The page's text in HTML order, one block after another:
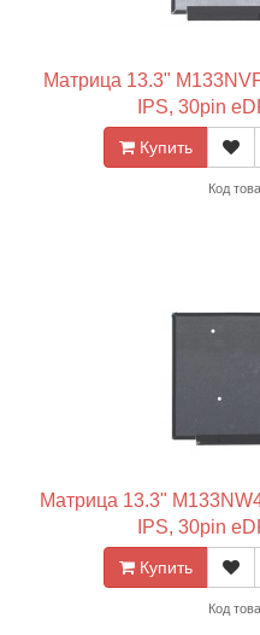
Матрица 13.3"
IPS, 30pin
Купить
Код
Матрица 13.3"
IPS, 30pin
Купить
Код